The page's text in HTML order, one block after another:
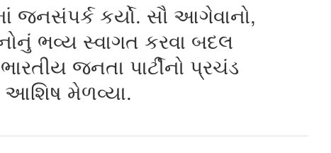
જનસંપર્ક કર્યો. સૌ આગેવાનો,
ભવ્ય સ્વાગત કરવા બદલ
જનતા પાર્ટીનો પ્રચંડ
મેળવ્યા.